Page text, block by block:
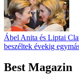
Ábel Anita és Liptai
beszéltek évekig
Best Magazin